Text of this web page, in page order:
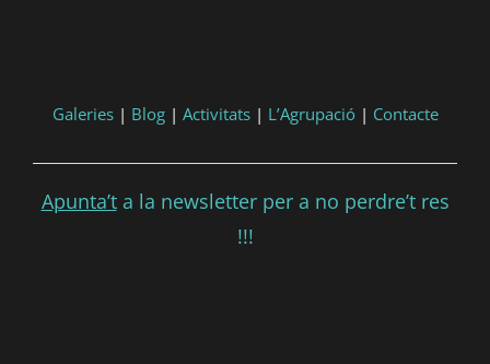
Galeries| Blog| Activitats| L’Agrupació| Contacte
Apunta’ta la newsletter per a no perdre’t res
!!!